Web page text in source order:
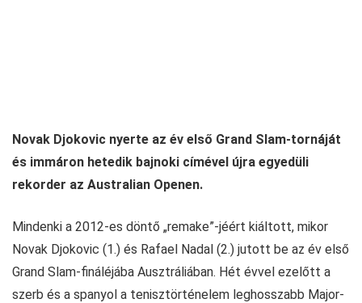
Novak Djokovic nyerte az év első Grand Slam-tornáját
és immáron hetedik bajnoki címével újra egyedüli
rekorder az Australian Openen.
Mindenki a 2012-es döntő „remake”-jéért kiáltott, mikor
Novak Djokovic (1.) és Rafael Nadal (2.) jutott be az év első
Grand Slam-fináléjába Ausztráliában. Hét évvel ezelőtt a
szerb és a spanyol a tenisztörténelem leghosszabb Major-